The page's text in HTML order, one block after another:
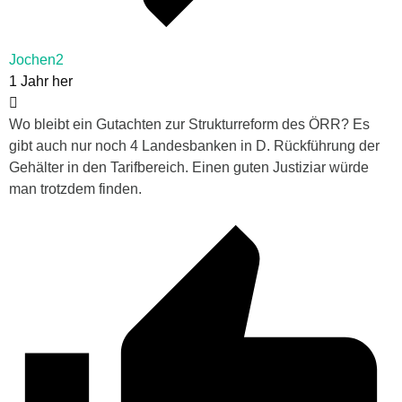
Jochen2
1 Jahr her
Wo bleibt ein Gutachten zur Strukturreform des ÖRR? Es
gibt auch nur noch 4 Landesbanken in D. Rückführung der
Gehälter in den Tarifbereich. Einen guten Justiziar würde
man trotzdem finden.